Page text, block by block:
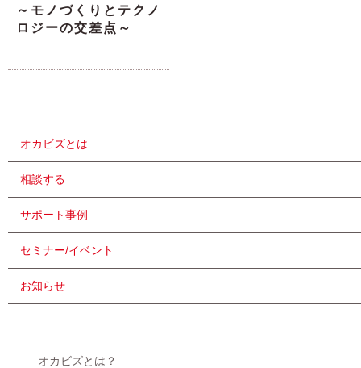
～モノづくりとテクノ
ロジーの交差点～
オカビズとは
相談する
サポート事例
セミナー/イベント
お知らせ
オカビズとは？